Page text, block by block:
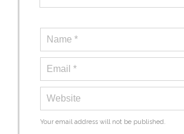
Your email address will not be published.